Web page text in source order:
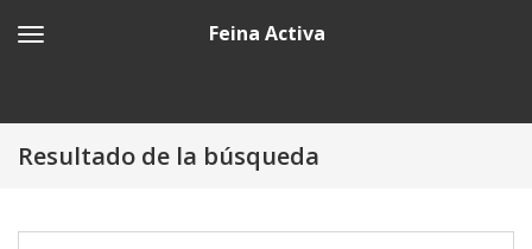
Feina Activa
Resultado de la búsqueda